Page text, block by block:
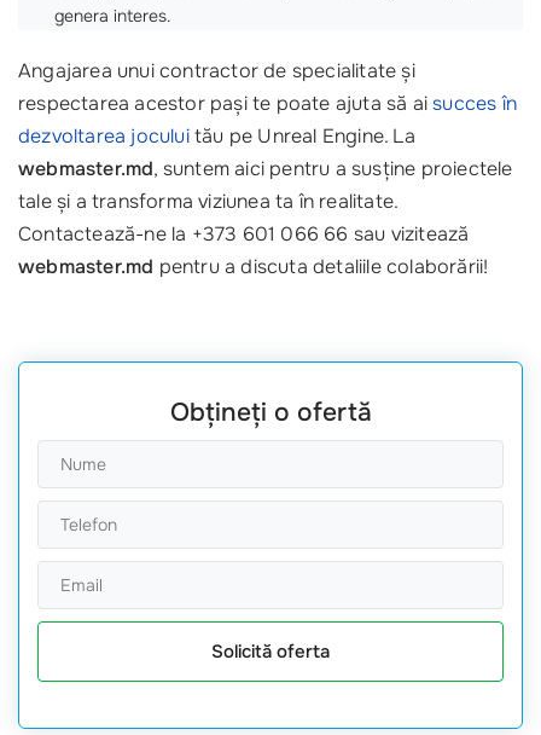
genera interes.
Angajarea unui contractor de specialitate și
respectarea acestor pași te poate ajuta să aisucces în
dezvoltarea joculuitău pe Unreal Engine. La
webmaster.md, suntem aici pentru a susține proiectele
tale și a transforma viziunea ta în realitate.
Contactează-ne la +373 601 066 66 sau vizitează
webmaster.md pentru a discuta detaliile colaborării!
Obțineți o ofertă
Solicită oferta